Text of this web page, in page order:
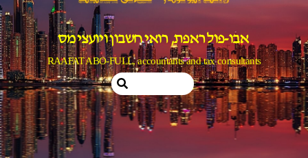
אבו-פול ראפת, רואי חשבון ויועצי מס
RAAFAT ABO-FULL, accountants and tax consultants